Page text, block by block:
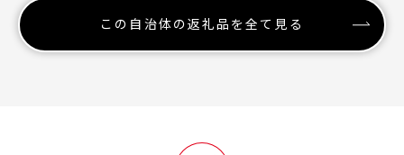
この自治体の返礼品を全て見る